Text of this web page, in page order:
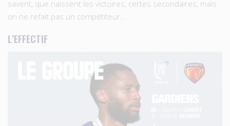
savent, que naissent les victoires, certes secondaires, mais
on ne refait pas un compétiteur…
L’EFFECTIF